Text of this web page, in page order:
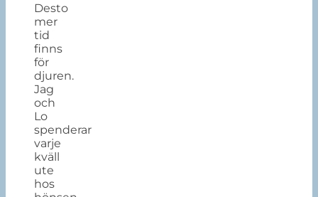
Desto
mer
tid
finns
för
djuren.
Jag
och
Lo
spenderar
varje
kväll
ute
hos